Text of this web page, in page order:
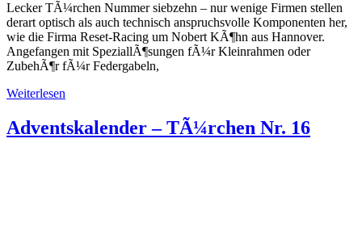
Lecker TÃ¼rchen Nummer siebzehn – nur wenige Firmen stellen
derart optisch als auch technisch anspruchsvolle Komponenten her,
wie die Firma Reset-Racing um Nobert KÃ¶hn aus Hannover.
Angefangen mit SpeziallÃ¶sungen fÃ¼r Kleinrahmen oder
ZubehÃ¶r fÃ¼r Federgabeln,
Weiterlesen
Adventskalender – TÃ¼rchen Nr. 16